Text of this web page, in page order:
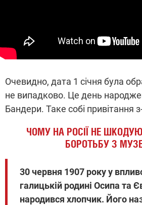
Очевидно, дата 1 січня була
не випадково. Це день
Бандери. Таке собі привітання
ЧОМУ НА РОСІЇ НЕ
БОРОТЬБУ З
30 червня 1907 року у
галицькій родині Осипа та
народився хлопчик. Його